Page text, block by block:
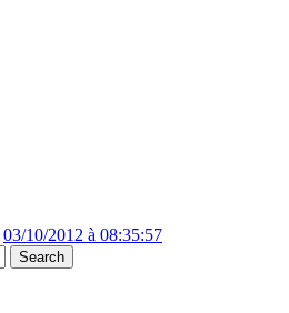
03/10/2012 à 08:35:57